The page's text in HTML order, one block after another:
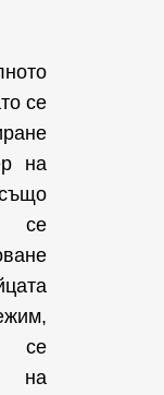
се
на
се
се
на